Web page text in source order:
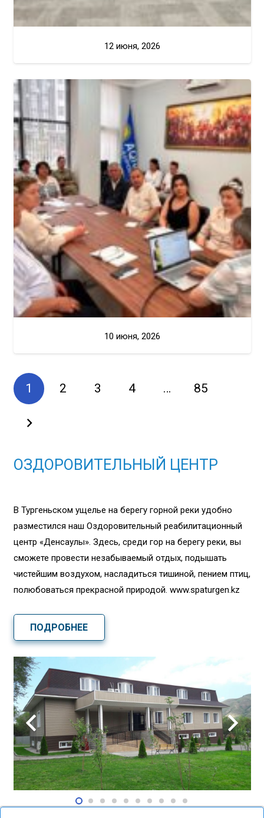
12 июня, 2026
10 июня, 2026
1 2 3 4 … 85
ОЗДОРОВИТЕЛЬНЫЙ ЦЕНТР
В Тургеньском ущелье на берегу горной реки удобно
разместился наш Оздоровительный реабилитационный
центр «Денсаулық». Здесь, среди гор на берегу реки, вы
сможете провести незабываемый отдых, подышать
чистейшим воздухом, насладиться тишиной, пением птиц,
полюбоваться прекрасной природой. www.spaturgen.kz
ПОДРОБНЕЕ